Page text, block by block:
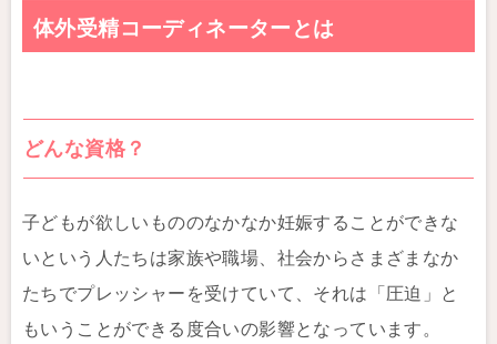
体外受精コーディネーターとは
どんな資格？
子どもが欲しいもののなかなか妊娠することができな
いという人たちは家族や職場、社会からさまざまなか
たちでプレッシャーを受けていて、それは「圧迫」と
もいうことができる度合いの影響となっています。